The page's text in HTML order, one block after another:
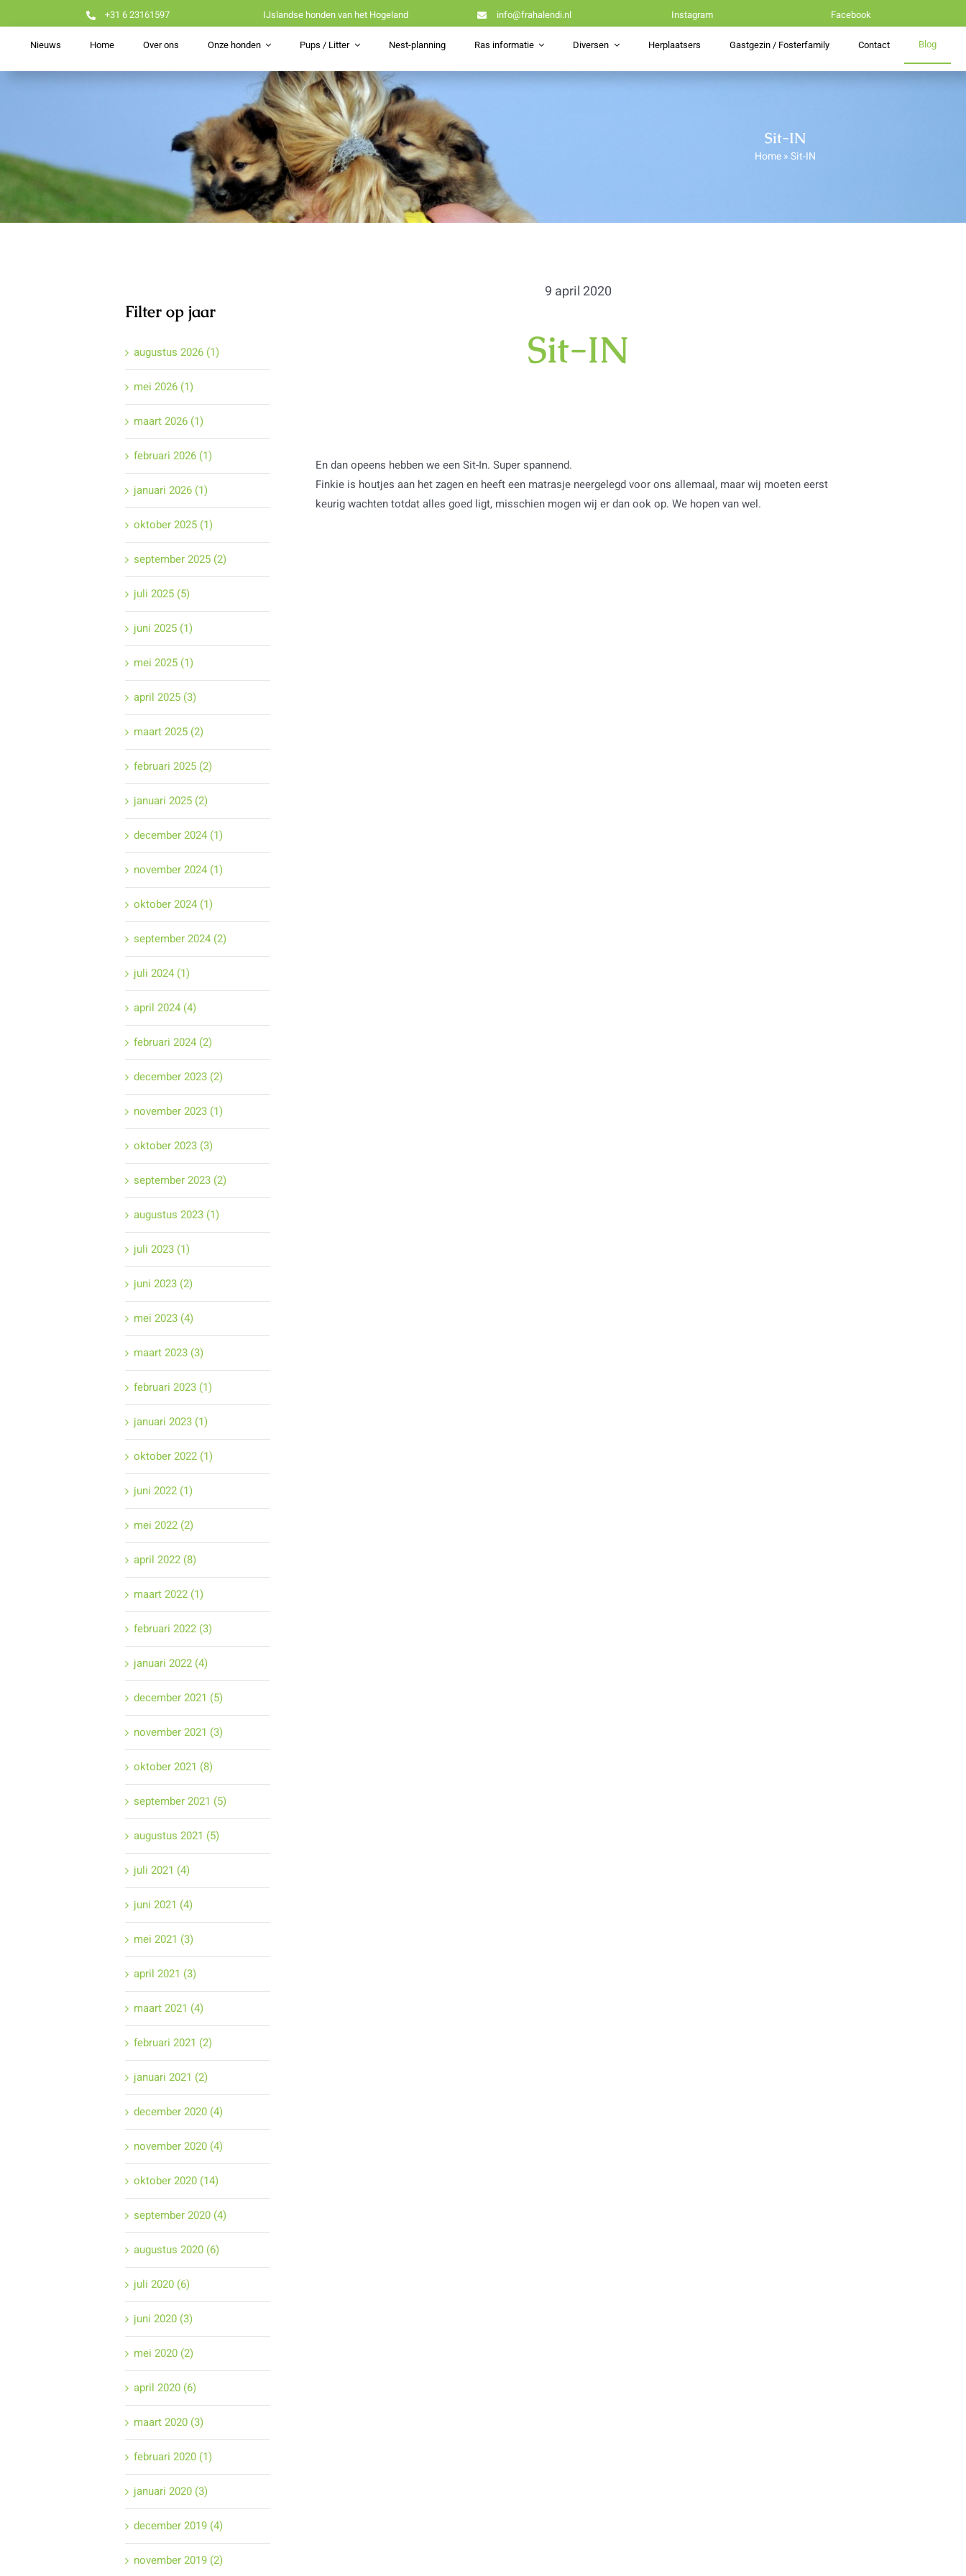
naar
inhoud
+31 6 23161597 IJslandse honden van het Hogeland info@frahalendi.nl Instagram Facebook
Nieuws Home Over ons Onze honden Pups / Litter Nest-planning Ras informatie Diversen Herplaatsers Gastgezin / Fosterfamily Contact Blog
Sit-IN
Home»Sit-IN
Filter op jaar
augustus 2026 (1)
mei 2026 (1)
maart 2026 (1)
februari 2026 (1)
januari 2026 (1)
oktober 2025 (1)
september 2025 (2)
juli 2025 (5)
juni 2025 (1)
mei 2025 (1)
april 2025 (3)
maart 2025 (2)
februari 2025 (2)
januari 2025 (2)
december 2024 (1)
november 2024 (1)
oktober 2024 (1)
september 2024 (2)
juli 2024 (1)
april 2024 (4)
februari 2024 (2)
december 2023 (2)
november 2023 (1)
oktober 2023 (3)
september 2023 (2)
augustus 2023 (1)
juli 2023 (1)
juni 2023 (2)
mei 2023 (4)
maart 2023 (3)
februari 2023 (1)
januari 2023 (1)
oktober 2022 (1)
juni 2022 (1)
mei 2022 (2)
april 2022 (8)
maart 2022 (1)
februari 2022 (3)
januari 2022 (4)
december 2021 (5)
november 2021 (3)
oktober 2021 (8)
september 2021 (5)
augustus 2021 (5)
juli 2021 (4)
juni 2021 (4)
mei 2021 (3)
april 2021 (3)
maart 2021 (4)
februari 2021 (2)
januari 2021 (2)
december 2020 (4)
november 2020 (4)
oktober 2020 (14)
september 2020 (4)
augustus 2020 (6)
juli 2020 (6)
juni 2020 (3)
mei 2020 (2)
april 2020 (6)
maart 2020 (3)
februari 2020 (1)
januari 2020 (3)
december 2019 (4)
november 2019 (2)
9 april 2020
Sit-IN
En dan opeens hebben we een Sit-In. Super spannend.
Finkie is houtjes aan het zagen en heeft een matrasje neergelegd voor ons allemaal, maar wij moeten eerst
keurig wachten totdat alles goed ligt, misschien mogen wij er dan ook op. We hopen van wel.